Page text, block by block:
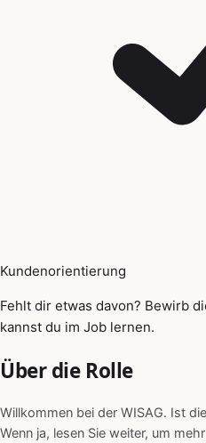
Kundenorientierung
Fehlt dir etwas davon? Bewirb
kannst du im Job lernen.
Über die Rolle
Willkommen bei der WISAG. Ist
Wenn ja, lesen Sie weiter, um